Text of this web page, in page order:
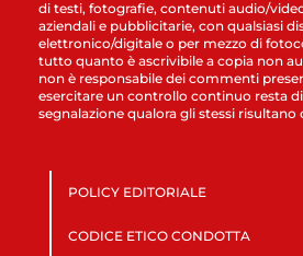
di testi, fotografie, contenuti audio/
aziendali e pubblicitarie, con qualsiasi
elettronico/digitale o per mezzo di
tutto quanto è ascrivibile a copia non
non è responsabile dei commenti
esercitare un controllo continuo resta
segnalazione qualora gli stessi risultano
POLICY EDITORIALE
CODICE ETICO CONDOTTA